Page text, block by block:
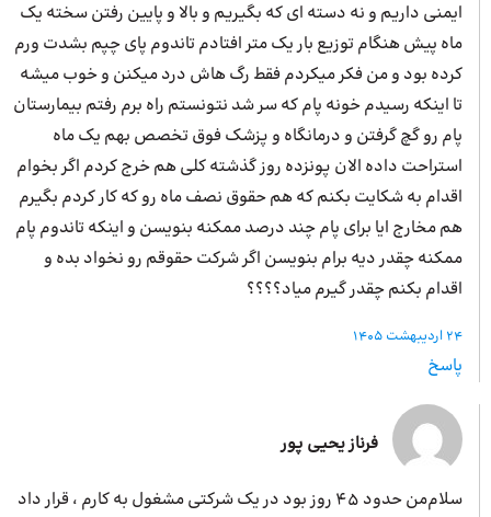
ایمنی داریم و نه دسته ای که بگیریم و بالا و پایین رفتن سخته یک
ماه پیش هنگام توزیع بار یک متر افتادم تاندوم پای چپم بشدت ورم
کرده بود و من فکر میکردم فقط رگ هاش درد میکنن و خوب میشه
تا اینکه رسیدم خونه پام که سر شد نتونستم راه برم رفتم بیمارستان
پام رو گچ گرفتن و درمانگاه و پزشک فوق تخصص بهم یک ماه
استراحت داده الان پونزده روز گذشته کلی هم خرج کردم اگر بخوام
اقدام به شکایت بکنم که هم حقوق نصف ماه رو که کار کردم بگیرم
هم مخارج ایا برای پام چند درصد ممکنه بنویسن و اینکه تاندوم پام
ممکنه چقدر دیه برام بنویسن اگر شرکت حقوقم رو نخواد بده و
اقدام بکنم چقدر گیرم میاد؟؟؟؟
24 اردیبهشت 1405
پاسخ
فرناز یحیی پور
سلام‌من حدود ۴۵ روز بود در یک شرکتی مشغول به کارم ، قرار داد